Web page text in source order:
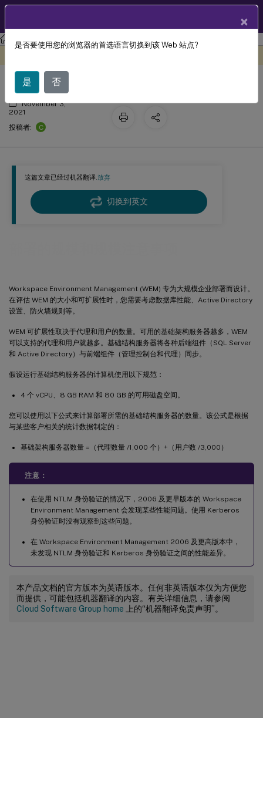
工作区环境管理 Workspace Environment Management 2106
这篇文章已经过机器翻译.放弃
切换到英文
Workspace Environment Management (WEM) 专为大规模企业部署而设计。
在评估 WEM 的大小和可扩展性时，您需要考虑数据库性能、Active Directory
设置、防火墙规则等。
WEM 可扩展性取决于代理和用户的数量。可用的基础架构服务器越多，WEM
可以支持的代理和用户就越多。基础结构服务器将各种后端组件（SQL Server
和 Active Directory）与前端组件（管理控制台和代理）同步。
假设运行基础结构服务器的计算机使用以下规范：
4 个 vCPU、8 GB RAM 和 80 GB 的可用磁盘空间。
您可以使用以下公式来计算部署所需的基础结构服务器的数量。该公式是根据
与某些客户相关的统计数据制定的：
基础架构服务器数量 =（代理数量 /1,000 个）+（用户数 /3,000）
注意：
在使用 NTLM 身份验证的情况下，2006 及更早版本的 Workspace
Environment Management 会发现某些性能问题。使用 Kerberos
身份验证时没有观察到这些问题。
在 Workspace Environment Management 2006 及更高版本中，
未发现 NTLM 身份验证和 Kerberos 身份验证之间的性能差异。
本产品文档的官方版本为英语版本。任何非英语版本仅为方便您
而提供，可能包括机器翻译的内容。有关详细信息，请参阅
Cloud Software Group home 上的“机器翻译免责声明”。
部署的规模和规模注意事项
November 3,
2021
投稿者:
C
×
是否要使用您的浏览器的首选语言切换到该 Web 站点?
是 否